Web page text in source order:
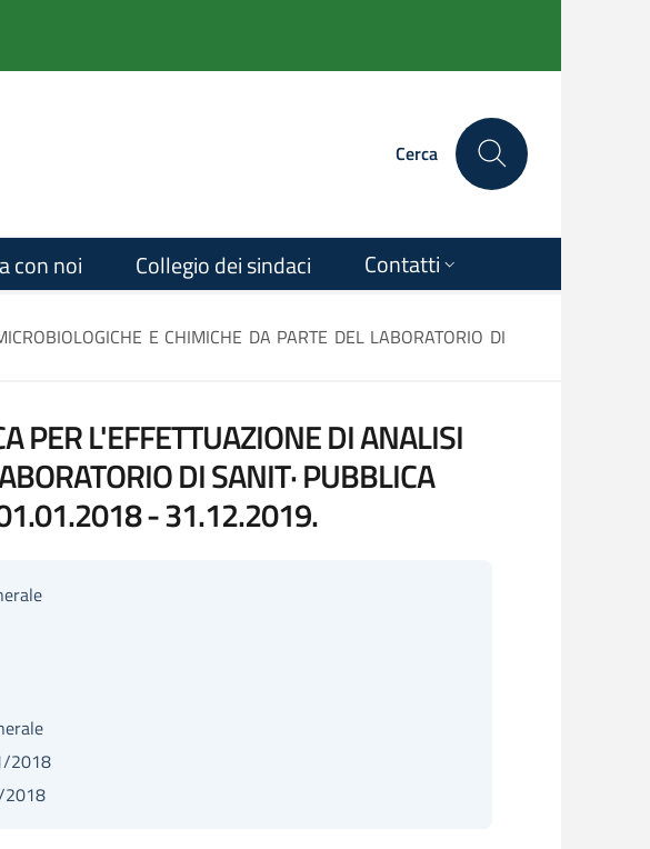
Cerca
con noi Collegio dei sindaci Contatti
E CHIMICHE DA PARTE DEL LABORATORIO DI
PER L'EFFETTUAZIONE DI ANALISI
DI SANIT· PUBBLICA
01.01.2018 - 31.12.2019.
2018